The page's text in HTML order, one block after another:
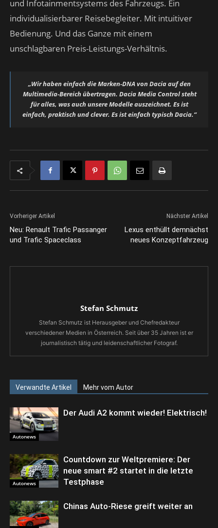
und Infotainmentsystems des Fahrzeugs. Ein
individualisierbarer Reisebegleiter. Mit intuitiver
Bedienung. Und das Ganze mit einem
unschlagbaren Preis-Leistungs-Verhältnis.
„Wir haben einfach die Marken-DNA von Dacia auf den
Multimedia-Bereich übertragen. Dacia Media Control steht
für alles, was auch unsere Modelle auszeichnet. Es ist
einfach, praktisch und clever. Es ist einfach typisch Dacia.“
Vorheriger Artikel
Neu: Renault Trafic Passanger
und Trafic Spaceclass
Nächster Artikel
Lexus enthüllt demnächst
neues Konzeptfahrzeug
Stefan Schmutz
Stefan Schmutz ist Herausgeber und Chefredakteur
verschiedener Medien in Österreich. Seit über 35 Jahren ist er
journalistisch tätig und leidenschaftlicher Fotograf.
Verwandte Artikel Mehr vom Autor
Autonews
Der Audi A2 kommt wieder! Elektrisch!
Autonews
Countdown zur Weltpremiere: Der
neue smart #2 startet in die letzte
Testphase
Chinas Auto-Riese greift weiter an